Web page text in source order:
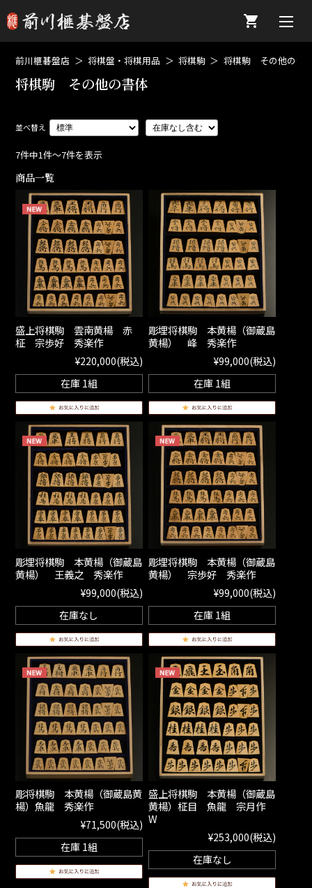
前川榧碁盤店 将棋盤・将棋用品 将棋駒 将棋駒 その他の書
将棋駒 その他の書体
7件中1件～7件を表示
商品一覧
盛上将棋駒 雲南黄楊 赤
柾 宗歩好 秀楽作
¥220,000(税込)
在庫 1組
彫埋将棋駒 本黄楊（御蔵島
黄楊） 峰 秀楽作
¥99,000(税込)
在庫 1組
彫埋将棋駒 本黄楊（御蔵島
黄楊） 王義之 秀楽作
¥99,000(税込)
在庫なし
彫埋将棋駒 本黄楊（御蔵島
黄楊） 宗歩好 秀楽作
¥99,000(税込)
在庫 1組
彫将棋駒 本黄楊（御蔵島黄
楊）魚龍 秀楽作
¥71,500(税込)
在庫 1組
盛上将棋駒 本黄楊（御蔵島
黄楊）柾目 魚龍 宗月作
W
¥253,000(税込)
在庫なし